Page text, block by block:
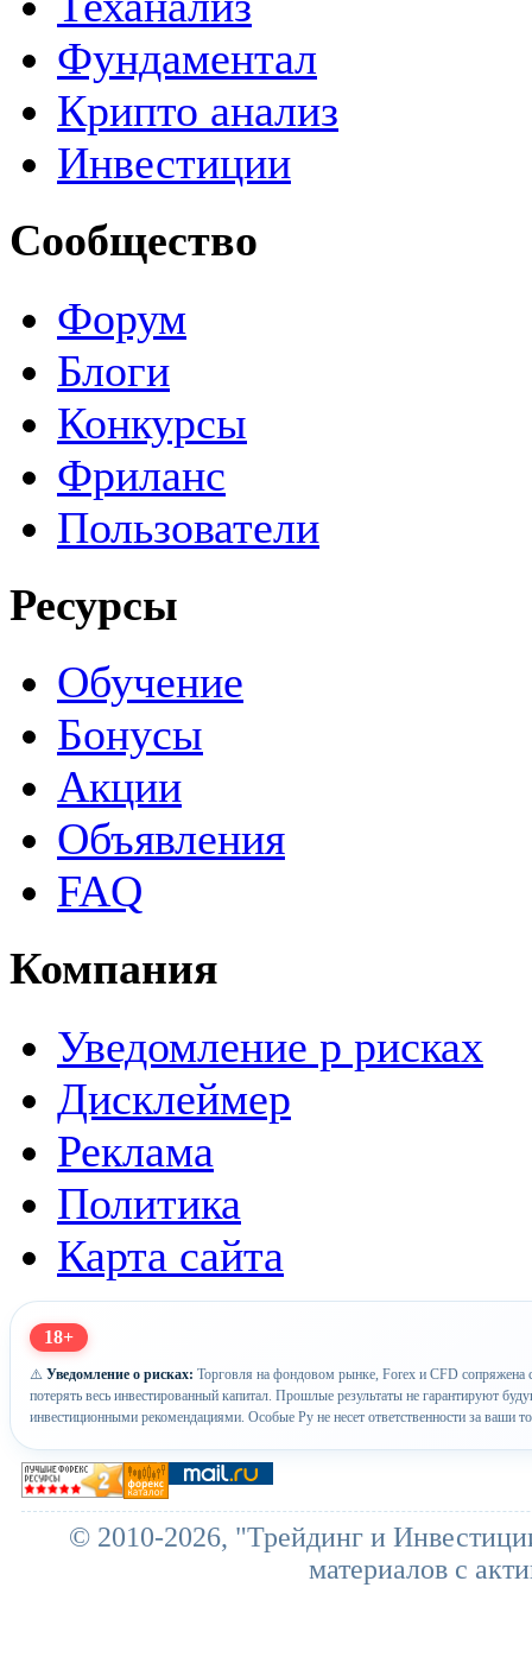
Фундаментал
Крипто анализ
Инвестиции
Сообщество
Форум
Блоги
Конкурсы
Фриланс
Пользователи
Ресурсы
Обучение
Бонусы
Акции
Объявления
FAQ
Компания
Уведомление р рисках
Дисклеймер
Реклама
Политика
Карта сайта
18+
⚠️ Уведомление о рисках: Торговля на фондовом рынке, Forex и CFD сопряжена
потерять весь инвестированный капитал. Прошлые результаты не гарантируют
инвестиционными рекомендациями. Особые Ру не несет ответственности за ваши
© 2010-2026, "Трейдинг и
материалов с